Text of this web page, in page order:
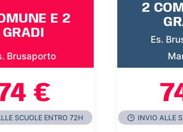
E 2
GRADI
Brusaporto
€
SCUOLE ENTRO 72H
2
Es.
INVIO ALLE